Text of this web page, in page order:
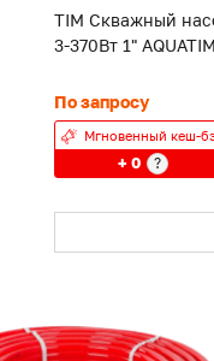
TIM Скважный
3-370Вт 1" AQUATIM
По запросу
Мгновенный кеш-
+ 0 ?